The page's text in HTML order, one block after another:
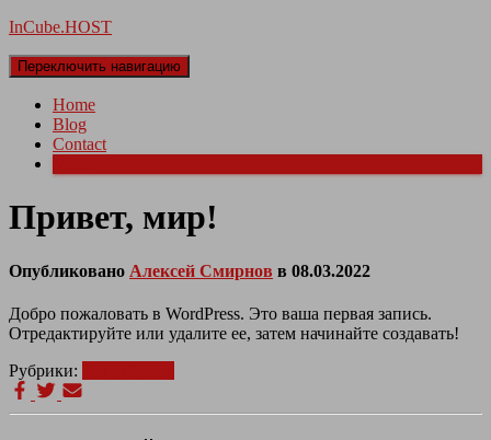
InCube.HOST
Переключить навигацию
Home
Blog
Contact
Привет, мир!
Опубликовано Алексей Смирнов в 08.03.2022
Добро пожаловать в WordPress. Это ваша первая запись.
Отредактируйте или удалите ее, затем начинайте создавать!
Рубрики: